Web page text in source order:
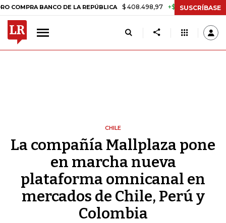
BANCO DE LA REPÚBLICA $ 408.498,97 +$ 8.753,81 +2,19%
SUSCRÍBASE
CHILE
La compañía Mallplaza pone
en marcha nueva
plataforma omnicanal en
mercados de Chile, Perú y
Colombia